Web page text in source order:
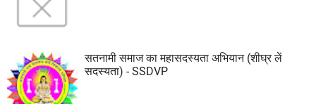
सतनामी समाज का महासदस्यता अभियान (शीघ्र लें
सदस्यता) - SSDVP